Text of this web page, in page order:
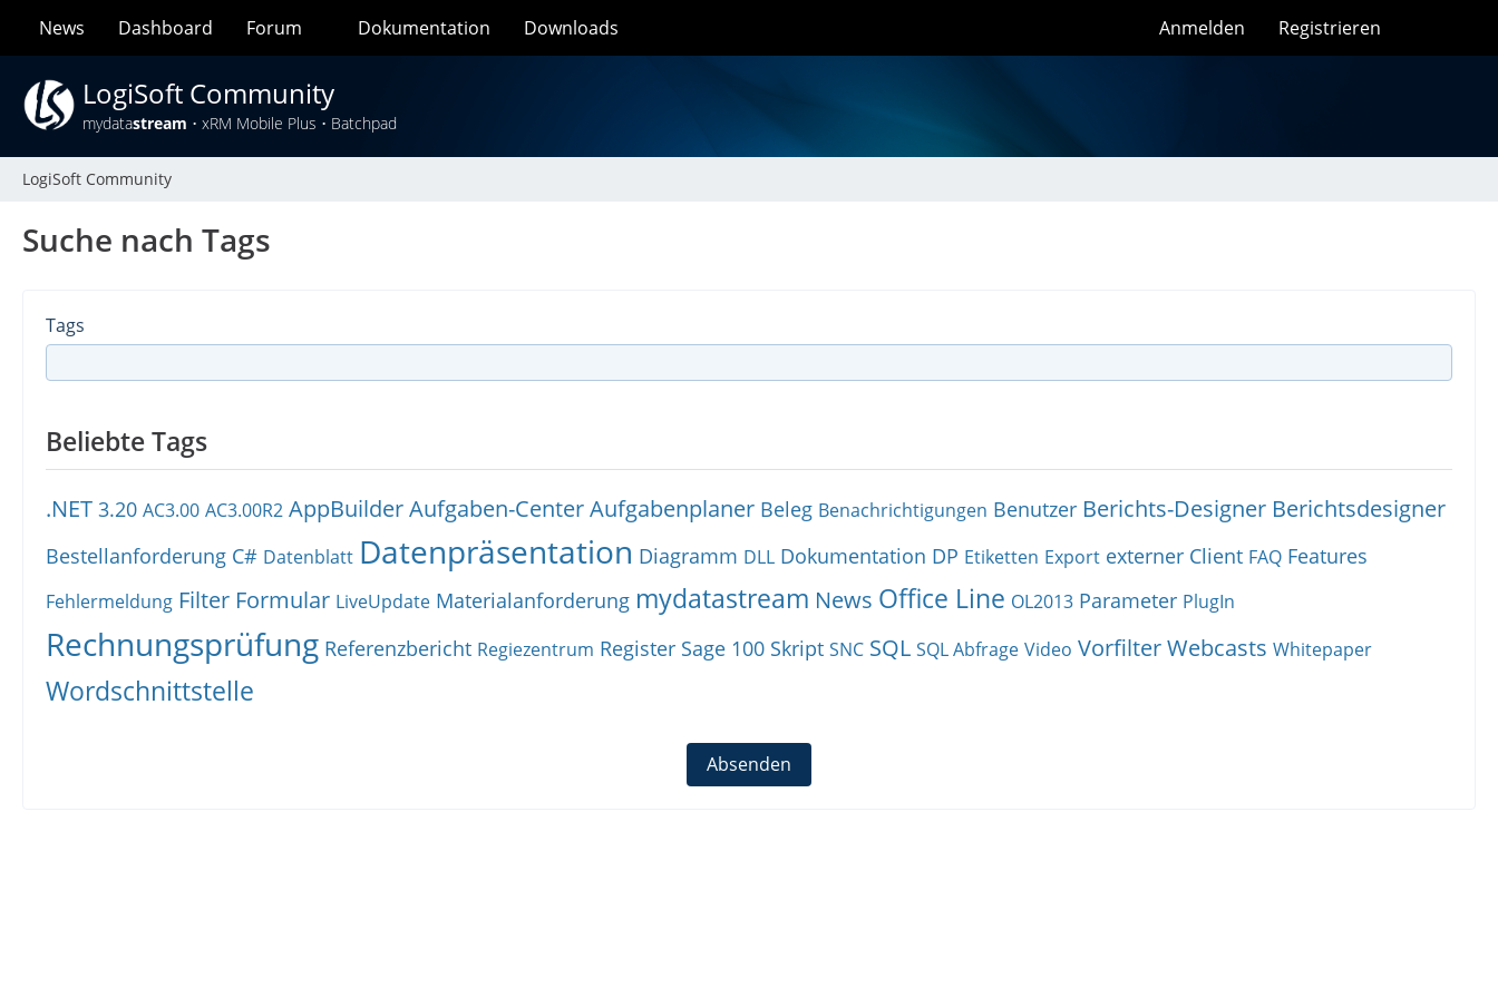
News Dashboard Forum Dokumentation Downloads Anmelden Registrieren
LogiSoft Community
mydatastream • xRM Mobile Plus • Batchpad
LogiSoft Community
Suche nach Tags
Tags
Beliebte Tags
.NET 3.20 AC3.00 AC3.00R2 AppBuilderAufgaben-CenterAufgabenplaner Beleg Benachrichtigungen Benutzer Berichts-Designer Berichtsdesigner
Bestellanforderung C# Datenblatt Datenpräsentation Diagramm DLL Dokumentation DP Etiketten Export externer Client FAQ Features
Fehlermeldung Filter Formular LiveUpdate Materialanforderung mydatastream News Office Line OL2013 Parameter PlugIn
Rechnungsprüfung Referenzbericht Regiezentrum Register Sage 100 Skript SNC SQL SQL Abfrage Video VorfilterWebcasts Whitepaper
Wordschnittstelle